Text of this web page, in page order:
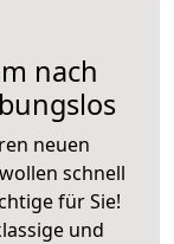
nach
neuen
schnell
für Sie!
und